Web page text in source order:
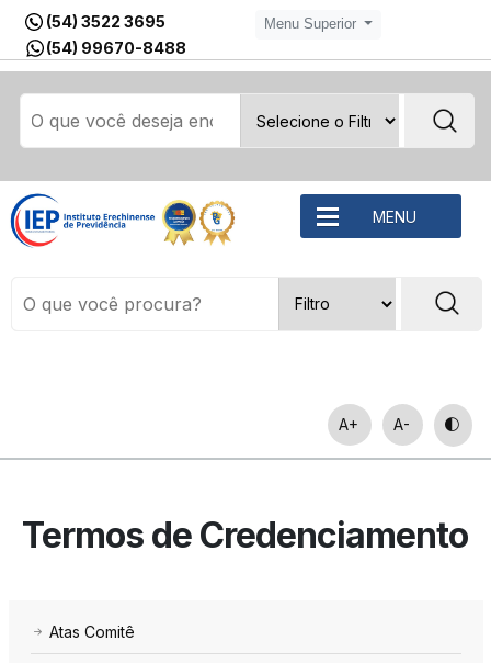
(54) 3522 3695
(54) 99670-8488
Menu Superior
MENU
A+ A-
Termos de Credenciamento
Atas Comitê